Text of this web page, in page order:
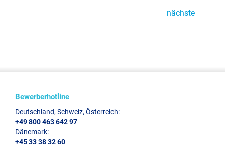
nächste
Bewerberhotline
Deutschland, Schweiz, Österreich:
+49 800 463 642 97
Dänemark:
+45 33 38 32 60